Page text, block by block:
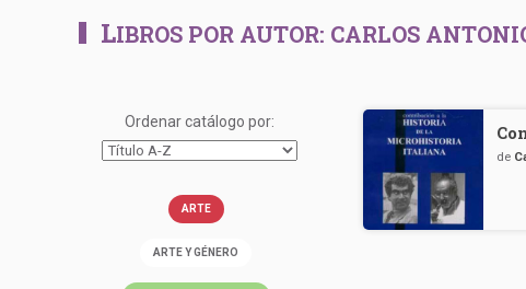
LIBROS POR AUTOR: CARLOS
Ordenar catálogo por:
ARTE
ARTE Y GÉNERO
de